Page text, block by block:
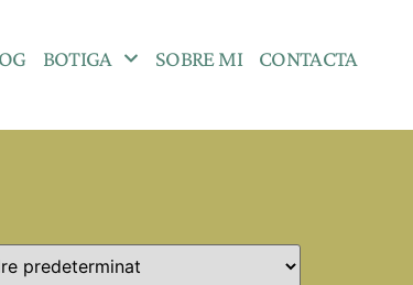
BOTIGA SOBRE MI CONTACTA